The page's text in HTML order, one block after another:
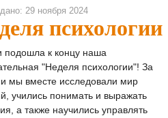
29 ноября 2024
психологии
подошла к концу наша
"Неделя психологии"! За
мы вместе исследовали мир
учились понимать и выражать
а также научились управлять